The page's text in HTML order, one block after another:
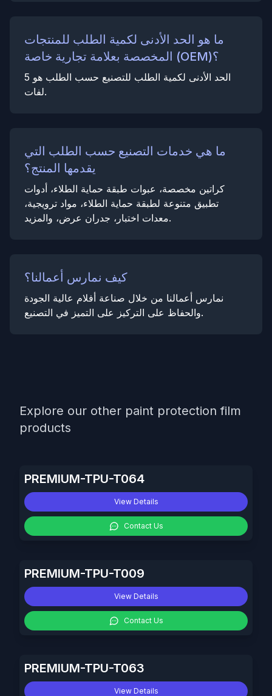
ما هو الحد الأدنى لكمية الطلب للمنتجات
المخصصة بعلامة تجارية خاصة (OEM)؟
الحد الأدنى لكمية الطلب للتصنيع حسب الطلب هو 5
لفات.
ما هي خدمات التصنيع حسب الطلب التي
يقدمها المنتج؟
كراتين مخصصة، عبوات طبقة حماية الطلاء، أدوات
تطبيق متنوعة لطبقة حماية الطلاء، مواد ترويجية،
معدات اختبار، جدران عرض، والمزيد.
كيف نمارس أعمالنا؟
نمارس أعمالنا من خلال صناعة أفلام عالية الجودة
والحفاظ على التركيز على التميز في التصنيع.
Explore our other paint protection film
products
PREMIUM-TPU-T064
View Details
Contact Us
PREMIUM-TPU-T009
View Details
Contact Us
PREMIUM-TPU-T063
View Details